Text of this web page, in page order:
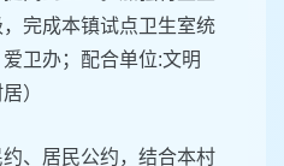
完成本镇试点卫生室统
卫办；配合单位:文明
）
、居民公约，结合本村